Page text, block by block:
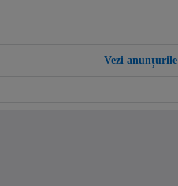
Vezi anunțurile